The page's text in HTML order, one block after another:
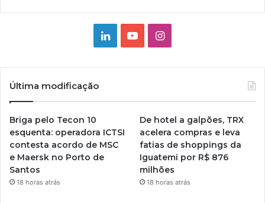
LinkedinYouTubeInstagram
Última modificação
Briga pelo Tecon 10
esquenta: operadora ICTSI
contesta acordo de MSC
e Maersk no Porto de
Santos
18 horas atrás
De hotel a galpões, TRX
acelera compras e leva
fatias de shoppings da
Iguatemi por R$ 876
milhões
18 horas atrás